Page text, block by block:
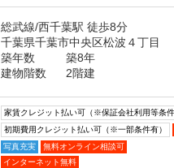
総武線/西千葉駅 徒歩8分
千葉県千葉市中央区松波４丁目
築年数
築8年
建物階数
2階建
家賃クレジット払い可（※保証会社利用等条件
初期費用クレジット払い可（※一部条件有）
写真充実
無料オンライン相談可
インターネット無料